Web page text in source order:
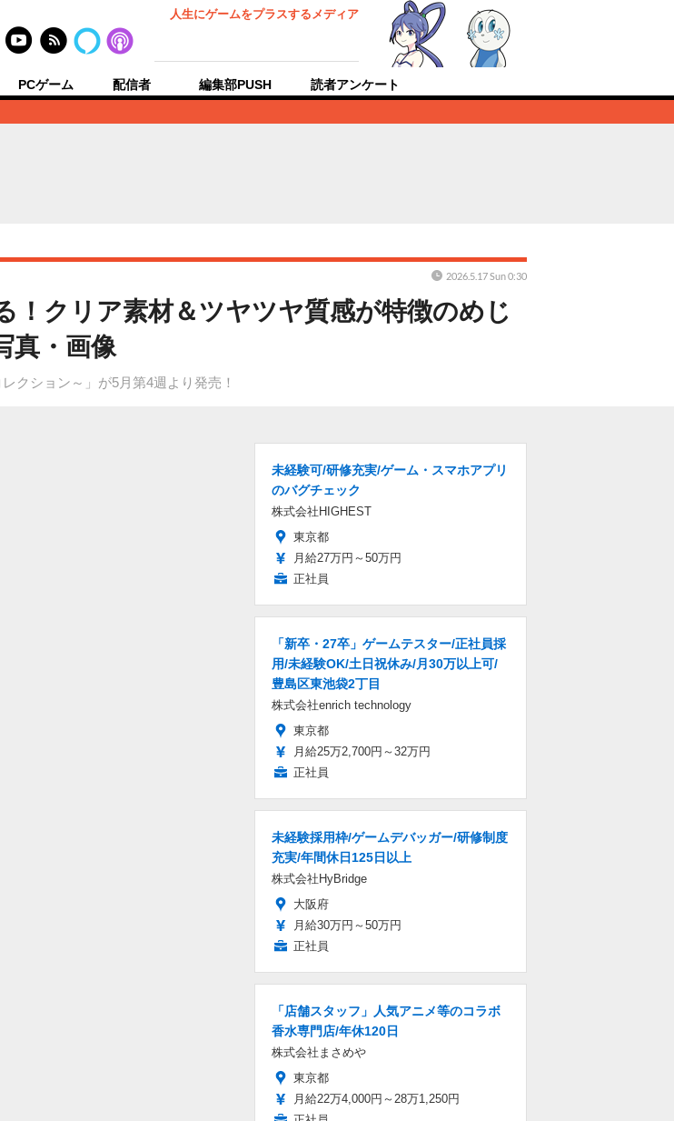
人生にゲームをプラスするメディア
PCゲーム 配信者 編集部PUSH 読者アンケート
！クリア素材＆ツヤツヤ質感が特徴のめじ
真・画像
クション～」が5月第4週より発売！
2026.5.17 Sun 0:30
未経験可/研修充実/ゲーム・スマホアプリ
のバグチェック
株式会社HIGHEST
東京都
月給27万円～50万円
正社員
「新卒・27卒」ゲームテスター/正社員採
用/未経験OK/土日祝休み/月30万以上可/
豊島区東池袋2丁目
株式会社enrich technology
東京都
月給25万2,700円～32万円
正社員
未経験採用枠/ゲームデバッガー/研修制度
充実/年間休日125日以上
株式会社HyBridge
大阪府
月給30万円～50万円
正社員
「店舗スタッフ」人気アニメ等のコラボ
香水専門店/年休120日
株式会社まさめや
東京都
月給22万4,000円～28万1,250円